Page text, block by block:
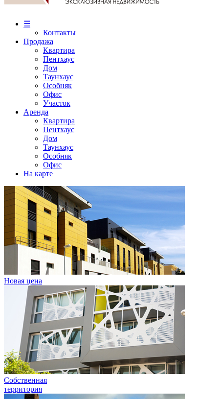
☰
Контакты
Продажа
Квартира
Пентхаус
Дом
Таунхаус
Особняк
Офис
Участок
Аренда
Квартира
Пентхаус
Дом
Таунхаус
Особняк
Офис
На карте
Новая цена
Собственная
территория